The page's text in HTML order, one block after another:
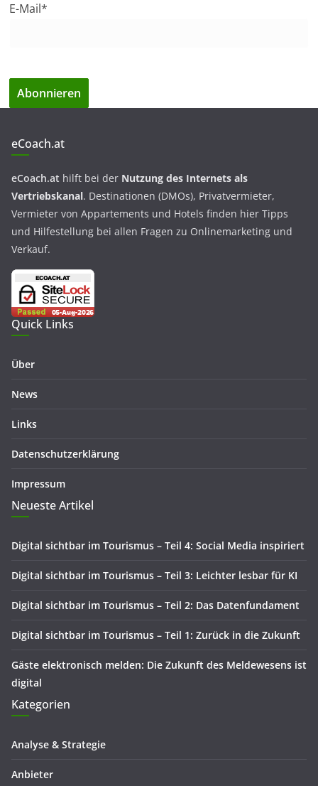
E-Mail*
eCoach.at
eCoach.at hilft bei der Nutzung des Internets als
Vertriebskanal. Destinationen (DMOs), Privatvermieter,
Vermieter von Appartements und Hotels finden hier Tipps
und Hilfestellung bei allen Fragen zu Onlinemarketing und
Verkauf.
Quick Links
Über
News
Links
Datenschutzerklärung
Impressum
Neueste Artikel
Digital sichtbar im Tourismus – Teil 4: Social Media inspiriert
Digital sichtbar im Tourismus – Teil 3: Leichter lesbar für KI
Digital sichtbar im Tourismus – Teil 2: Das Datenfundament
Digital sichtbar im Tourismus – Teil 1: Zurück in die Zukunft
Gäste elektronisch melden: Die Zukunft des Meldewesens ist
digital
Kategorien
Analyse & Strategie
Anbieter